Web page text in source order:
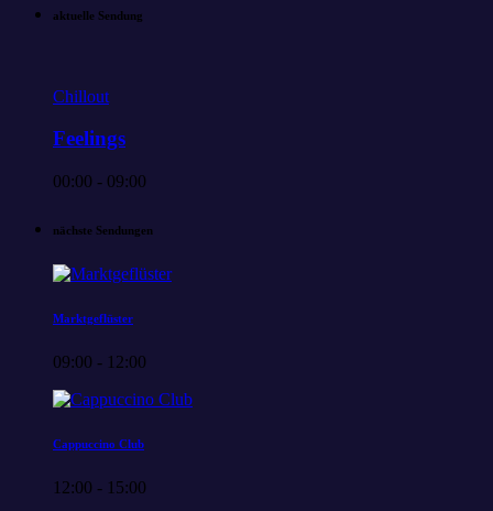
aktuelle Sendung
Chillout
Feelings
00:00 - 09:00
nächste Sendungen
Marktgeflüster
09:00 - 12:00
Cappuccino Club
12:00 - 15:00